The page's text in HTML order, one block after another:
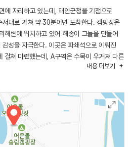
에 자리하고 있는데, 태안군청을 기점으로
대로 거쳐 약 30분이면 도착한다. 캠핑장은
해변에 위치하고 있어 해송이 그늘을 만들어
성을 자극한다. 이곳은 파쇄석으로 이뤄진
걸쳐 마련했는데, A구역은 수목이 우거져 다른
지녔고, B구역은 바다에 근접했으며,
넷, 화로대 사용이 가능하며, 반려견 동반
카라반도 출입할 수 있다. 캠핑장 인근에는
등 태안의 대표 관광지가 많고 바닷가
많다.
내용 더보기